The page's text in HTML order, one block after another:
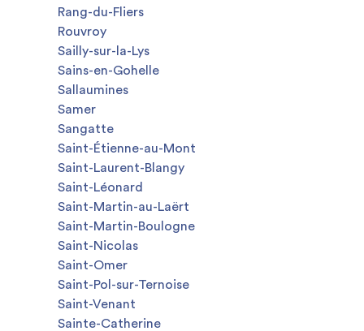
Rang-du-Fliers
Rouvroy
Sailly-sur-la-Lys
Sains-en-Gohelle
Sallaumines
Samer
Sangatte
Saint-Étienne-au-Mont
Saint-Laurent-Blangy
Saint-Léonard
Saint-Martin-au-Laërt
Saint-Martin-Boulogne
Saint-Nicolas
Saint-Omer
Saint-Pol-sur-Ternoise
Saint-Venant
Sainte-Catherine